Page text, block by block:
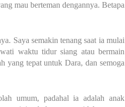
mau berteman dengannya. Betapa
Saya semakin tenang saat ia mulai
waktu tidur siang atau bermain
yang tepat untuk Dara, dan semoga
umum, padahal ia adalah anak